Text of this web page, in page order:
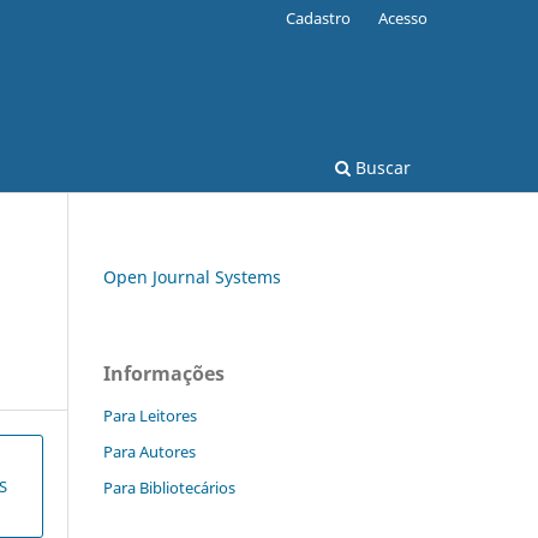
Buscar
Cadastro Acesso
Open Journal Systems
Informações
Para Leitores
Para Autores
Para Bibliotecários